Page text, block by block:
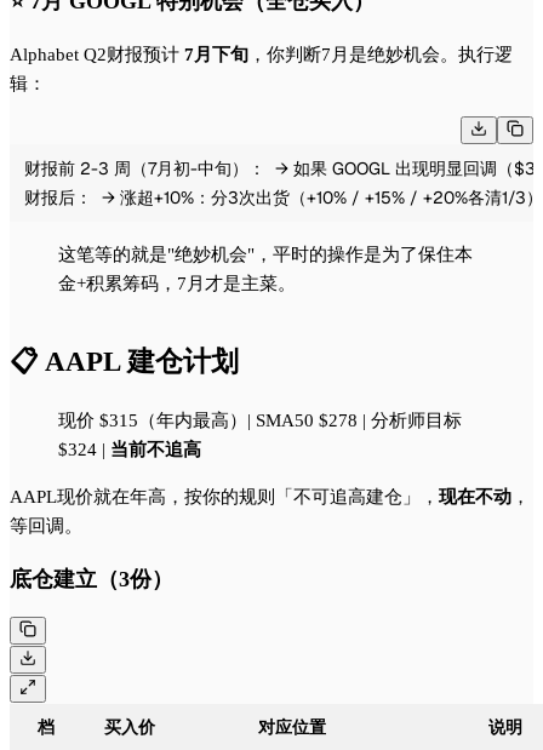
Alphabet Q2财报预计 7月下旬 ，你判断7月是绝妙机会。执行逻
辑：
财报前 2-3 周（7月初-中旬）：
→ 如果 GOOGL 出现明显回调（
财报后：
  → 涨超+10%：分3次出货（+10% / +15% / +20%各清1/3）
这笔等的就是"绝妙机会"，平时的操作是为了保住本
金+积累筹码，7月才是主菜。
📋 AAPL 建仓计划
现价 $315（年内最高）| SMA50 $278 | 分析师目标
$324 | 当前不追高
AAPL现价就在年高，按你的规则「不可追高建仓」， 现在不动 ，
等回调。
底仓建立（3份）
档 买入价 对应位置 说明